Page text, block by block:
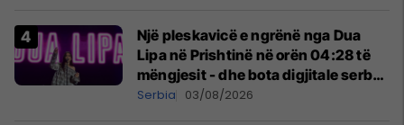
Një pleskavicë e ngrënë nga Dua
Lipa në Prishtinë në orën 04:28 të
mëngjesit - dhe bota digjitale serbe
shpall gjendjen e luftës
Serbia 03/08/2026